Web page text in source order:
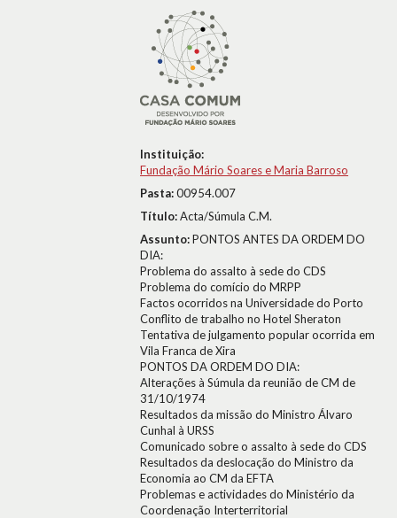
Instituição:
Fundação Mário Soares e Maria Barroso
Pasta:00954.007
Título:Acta/Súmula C.M.
Assunto:PONTOS ANTES DA ORDEM DO
DIA:
Problema do assalto à sede do CDS
Problema do comício do MRPP
Factos ocorridos na Universidade do Porto
Conflito de trabalho no Hotel Sheraton
Tentativa de julgamento popular ocorrida em
Vila Franca de Xira
PONTOS DA ORDEM DO DIA:
Alterações à Súmula da reunião de CM de
31/10/1974
Resultados da missão do Ministro Álvaro
Cunhal à URSS
Comunicado sobre o assalto à sede do CDS
Resultados da deslocação do Ministro da
Economia ao CM da EFTA
Problemas e actividades do Ministério da
Coordenação Interterritorial